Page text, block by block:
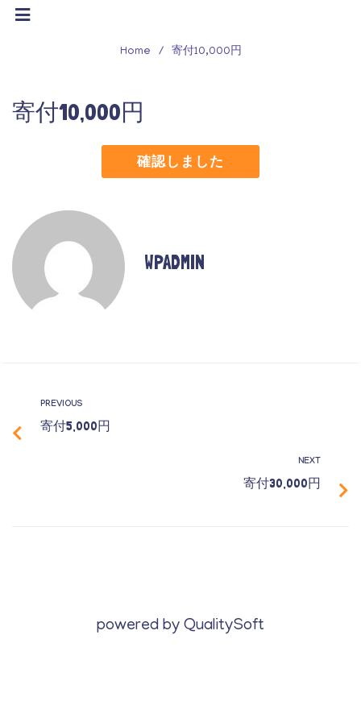
Home / 寄付10,000円
寄付10,000円
確認しました
WPADMIN
PREVIOUS
寄付5,000円
NEXT
寄付30,000円
powered by QualitySoft